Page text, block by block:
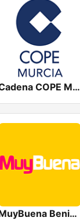
Cadena COPE Murcia
MuyBuena Benidorm